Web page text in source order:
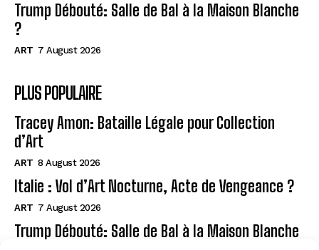
Trump Débouté: Salle de Bal à la Maison Blanche
?
ART 7 August 2026
PLUS POPULAIRE
Tracey Amon: Bataille Légale pour Collection
d’Art
ART 8 August 2026
Italie : Vol d’Art Nocturne, Acte de Vengeance ?
ART 7 August 2026
Trump Débouté: Salle de Bal à la Maison Blanche